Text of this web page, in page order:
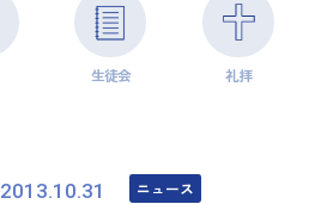
生徒会 礼拝
2013.10.31 ニュース